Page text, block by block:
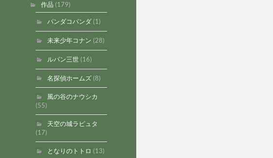
作品 (179)
パンダコパンダ(1)
未来少年コナン (28)
ルパン三世(16)
名探偵ホームズ(8)
風の谷のナウシカ
(55)
天空の城ラピュタ
(17)
となりのトトロ (13)